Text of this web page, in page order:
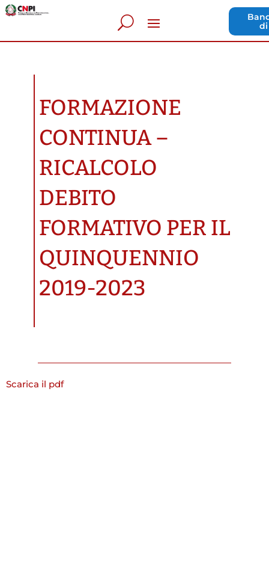
FORMAZIONE
CONTINUA –
RICALCOLO
DEBITO
FORMATIVO PER IL
QUINQUENNIO
2019-2023
Scarica il pdf